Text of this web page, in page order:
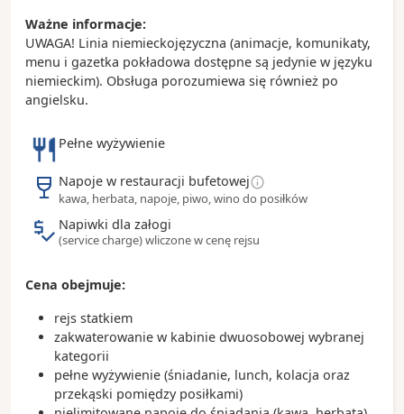
- Rzym położony jest na siedmiu wzgórzach i
nazywany jest Wiecznym Miastem
- Watykan znajdujący się w obrębie Rzymu jest
najmniejszym państwem na świecie
- pieniądze wrzucane do Fontanny di Trevi
około 1,5 miliona euro)
- najlepsze lody w Rzymie serwuje Bar Giolitti
istniejący od 1900 roku
Ważne informacje:
UWAGA! Linia niemieckojęzyczna (animacje, komunikaty,
menu i gazetka pokładowa dostępne są jedynie w języku
niemieckim). Obsługa porozumiewa się również po
angielsku.
Pełne wyżywienie
Napoje w restauracji bufetowej
kawa, herbata, napoje, piwo, wino do posiłków
Napiwki dla załogi
(service charge) wliczone w cenę rejsu
Cena obejmuje:
rejs statkiem
zakwaterowanie w kabinie dwuosobowej wybranej
kategorii
pełne wyżywienie (śniadanie, lunch, kolacja oraz
przekąski pomiędzy posiłkami)